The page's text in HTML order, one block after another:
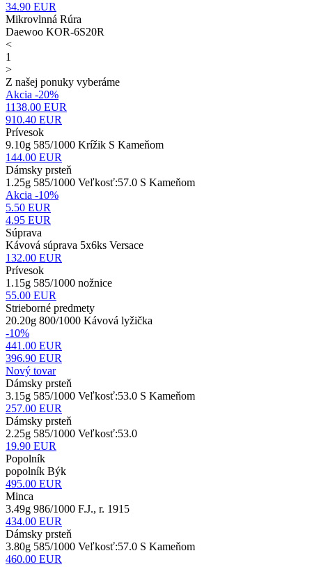
34.90 EUR
Mikrovlnná Rúra
Daewoo KOR-6S20R
<
1
>
Z našej ponuky vyberáme
Akcia -20%
1138.00 EUR
910.40 EUR
Prívesok
9.10g 585/1000 Krížik S Kameňom
144.00 EUR
Dámsky prsteň
1.25g 585/1000 Veľkosť:57.0 S Kameňom
Akcia -10%
5.50 EUR
4.95 EUR
Súprava
Kávová súprava 5x6ks Versace
132.00 EUR
Prívesok
1.15g 585/1000 nožnice
55.00 EUR
Strieborné predmety
20.20g 800/1000 Kávová lyžička
-10%
441.00 EUR
396.90 EUR
Nový tovar
Dámsky prsteň
3.15g 585/1000 Veľkosť:53.0 S Kameňom
257.00 EUR
Dámsky prsteň
2.25g 585/1000 Veľkosť:53.0
19.90 EUR
Popolník
popolník Býk
495.00 EUR
Minca
3.49g 986/1000 F.J., r. 1915
434.00 EUR
Dámsky prsteň
3.80g 585/1000 Veľkosť:57.0 S Kameňom
460.00 EUR